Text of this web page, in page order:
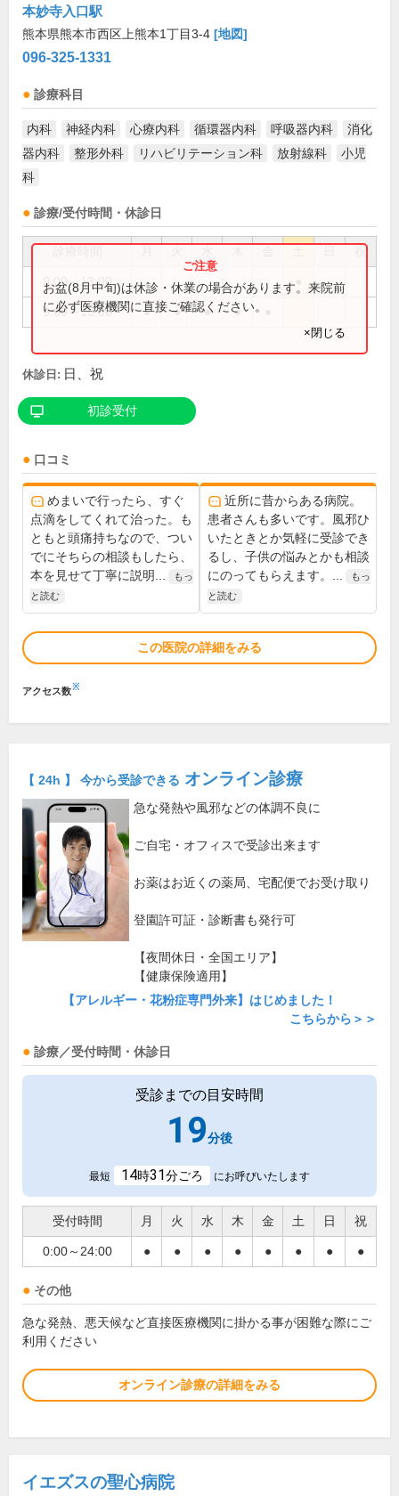
本妙寺入口駅
熊本県熊本市西区上熊本1丁目3-4 [地図]
096-325-1331
診療科目
内科 神経内科 心療内科 循環器内科 呼吸器内科
消化
器内科
整形外科 リハビリテーション科 放射線科
小児
科
診療/受付時間・休診日
祝
9:00～13:00
9:00～18:00 ● ● ● ●
お盆(8月中旬)は休診・休業の場合があります。来院前
に必ず医療機関に直接ご確認ください。
×閉じる
休診日: 日、祝
初診受付
口コミ
めまいで行ったら、すぐ
点滴をしてくれて治った。も
ともと頭痛持ちなので、つい
でにそちらの相談もしたら、
本を見せて丁寧に説明...
もっ
と読む
近所に昔からある病院。
患者さんも多いです。風邪ひ
いたときとか気軽に受診でき
るし、子供の悩みとかも相談
にのってもらえます。...
もっ
と読む
この医院の詳細をみる
アクセス数※
【 24h 】 今から受診できる オンライン診療
急な発熱や風邪などの体調不良に
ご自宅・オフィスで受診出来ます
お薬はお近くの薬局、宅配便でお受け取り
登園許可証・診断書も発行可
【夜間休日・全国エリア】
【健康保険適用】
【アレルギー・花粉症専門外来】はじめました！
こちらから＞＞
診療／受付時間・休診日
受診までの目安時間
19分後
最短 14時31分ごろ にお呼びいたします
受付時間 月 火 水 木 金 土 日 祝
0:00～24:00 ● ● ● ● ● ● ● ●
その他
急な発熱、悪天候など直接医療機関に掛かる事が困難な際にご
利用ください
オンライン診療の詳細をみる
イエズスの聖心病院